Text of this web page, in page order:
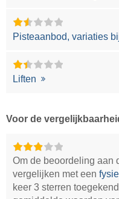
Pisteaanbod, variaties
Liften
Voor de
Om de beoordeling aan
vergelijken met een
keer 3 sterren